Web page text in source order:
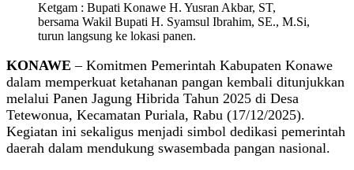
Ketgam : Bupati Konawe H. Yusran Akbar, ST,
bersama Wakil Bupati H. Syamsul Ibrahim, SE., M.Si,
turun langsung ke lokasi panen.
KONAWE – Komitmen Pemerintah Kabupaten Konawe
dalam memperkuat ketahanan pangan kembali ditunjukkan
melalui Panen Jagung Hibrida Tahun 2025 di Desa
Tetewonua, Kecamatan Puriala, Rabu (17/12/2025).
Kegiatan ini sekaligus menjadi simbol dedikasi pemerintah
daerah dalam mendukung swasembada pangan nasional.